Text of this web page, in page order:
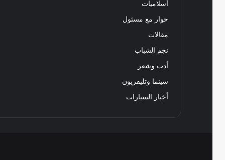
أسلاميات
حوار مع مسئول
مقالات
نجم الشباب
أدب وشعر
سينما وتليفزيون
أخبار السيارات